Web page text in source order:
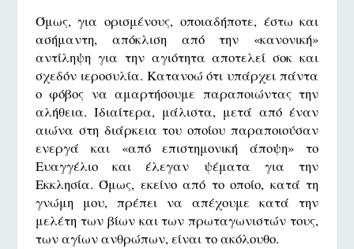
Όμως, για ορισμένους, οποιαδήποτε, έστω και
ασήμαντη, απόκλιση από την «κανονική»
αντίληψη για την αγιότητα αποτελεί σοκ και
σχεδόν ιεροσυλία. Κατανοώ ότι υπάρχει πάντα
ο φόβος να αμαρτήσουμε παραποιώντας την
αλήθεια. Ιδιαίτερα, μάλιστα, μετά από έναν
αιώνα στη διάρκεια του οποίου παραποιούσαν
ενεργά και «από επιστημονική άποψη» το
Ευαγγέλιο και έλεγαν ψέματα για την
Εκκλησία. Όμως, εκείνο από το οποίο, κατά τη
γνώμη μου, πρέπει να απέχουμε κατά την
μελέτη των βίων και των πρωταγωνιστών τους,
των αγίων ανθρώπων, είναι το ακόλουθο.